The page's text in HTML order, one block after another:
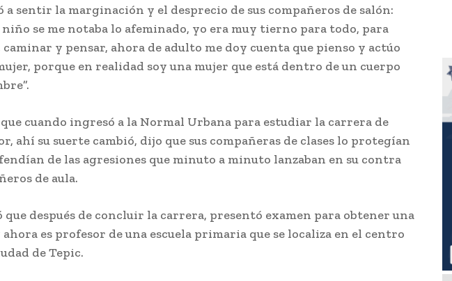
a sentir la marginación y el desprecio de sus compañeros de salón:
niño se me notaba lo afeminado, yo era muy tierno para todo, para
caminar y pensar, ahora de adulto me doy cuenta que pienso y actúo
porque en realidad soy una mujer que está dentro de un cuerpo
cuando ingresó a la Normal Urbana para estudiar la carrera de
ahí su suerte cambió, dijo que sus compañeras de clases lo protegían
de las agresiones que minuto a minuto lanzaban en su contra
de aula.
que después de concluir la carrera, presentó examen para obtener una
ahora es profesor de una escuela primaria que se localiza en el centro
de Tepic.